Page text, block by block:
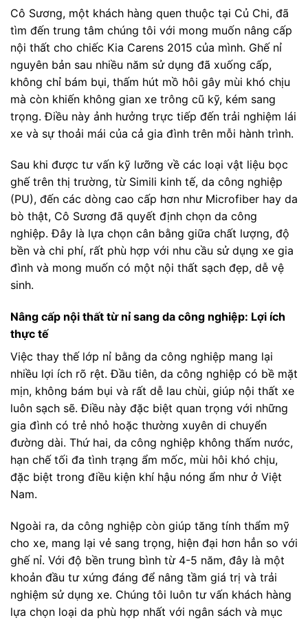
Cô Sương, một khách hàng quen thuộc tại Củ Chi, đã
tìm đến trung tâm chúng tôi với mong muốn nâng cấp
nội thất cho chiếc Kia Carens 2015 của mình. Ghế nỉ
nguyên bản sau nhiều năm sử dụng đã xuống cấp,
không chỉ bám bụi, thấm hút mồ hôi gây mùi khó chịu
mà còn khiến không gian xe trông cũ kỹ, kém sang
trọng. Điều này ảnh hưởng trực tiếp đến trải nghiệm lái
xe và sự thoải mái của cả gia đình trên mỗi hành trình.
Sau khi được tư vấn kỹ lưỡng về các loại vật liệu bọc
ghế trên thị trường, từ Simili kinh tế, da công nghiệp
(PU), đến các dòng cao cấp hơn như Microfiber hay da
bò thật, Cô Sương đã quyết định chọn da công
nghiệp. Đây là lựa chọn cân bằng giữa chất lượng, độ
bền và chi phí, rất phù hợp với nhu cầu sử dụng xe gia
đình và mong muốn có một nội thất sạch đẹp, dễ vệ
sinh.
Nâng cấp nội thất từ nỉ sang da công nghiệp: Lợi ích
thực tế
Việc thay thế lớp nỉ bằng da công nghiệp mang lại
nhiều lợi ích rõ rệt. Đầu tiên, da công nghiệp có bề mặt
mịn, không bám bụi và rất dễ lau chùi, giúp nội thất xe
luôn sạch sẽ. Điều này đặc biệt quan trọng với những
gia đình có trẻ nhỏ hoặc thường xuyên di chuyển
đường dài. Thứ hai, da công nghiệp không thấm nước,
hạn chế tối đa tình trạng ẩm mốc, mùi hôi khó chịu,
đặc biệt trong điều kiện khí hậu nóng ẩm như ở Việt
Nam.
Ngoài ra, da công nghiệp còn giúp tăng tính thẩm mỹ
cho xe, mang lại vẻ sang trọng, hiện đại hơn hẳn so với
ghế nỉ. Với độ bền trung bình từ 4-5 năm, đây là một
khoản đầu tư xứng đáng để nâng tầm giá trị và trải
nghiệm sử dụng xe. Chúng tôi luôn tư vấn khách hàng
lựa chọn loại da phù hợp nhất với ngân sách và mục